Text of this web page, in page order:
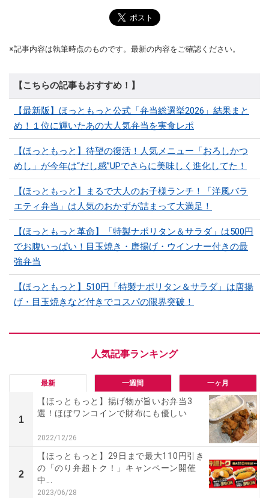
※記事内容は執筆時点のものです。最新の内容をご確認ください。
【こちらの記事もおすすめ！】
【最新版】ほっともっと公式「弁当総選挙2026」結果まと
め！１位に輝いたあの大人気弁当を実食レポ
【ほっともっと】待望の復活！人気メニュー「おろしかつ
めし」が今年は“だし感”UPでさらに美味しく進化してた！
【ほっともっと】まるで大人のお子様ランチ！「洋風バラ
エティ弁当」は人気のおかずが詰まって大満足！
【ほっともっと革命】「特製ナポリタン＆サラダ」は500円
でお腹いっぱい！目玉焼き・唐揚げ・ウインナー付きの最
強弁当
【ほっともっと】510円「特製ナポリタン＆サラダ」は唐揚
げ・目玉焼きなど付きでコスパの限界突破！
最新 一週間 一ヶ月
1
【ほっともっと】揚げ物が旨いお弁当3
選！ほぼワンコインで財布にも優しい
2022/12/26
2
【ほっともっと】29日まで最大110円引き
の「のり弁超トク！」キャンペーン開催
中...
2023/06/28